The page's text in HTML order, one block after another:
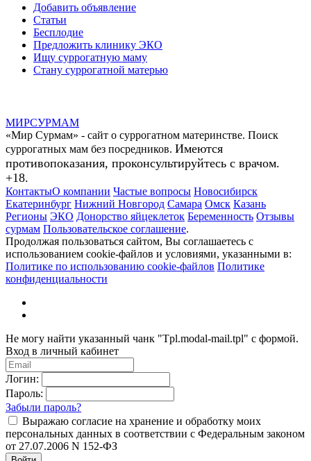
Добавить объявление
Статьи
Бесплодие
Предложить клинику ЭКО
Ищу суррогатную маму
Стану суррогатной матерью
МИРСУРМАМ
«Мир Сурмам» - сайт о суррогатном материнстве. Поиск
суррогатных мам без посредников. Имеются
противопоказания, проконсультируйтесь с врачом.
+18.
КонтактыО компании Частые вопросы Новосибирск
Екатеринбург Нижний Новгород Самара Омск Казань
Регионы ЭКО Донорство яйцеклеток Беременность Отзывы
сурмам Пользовательское соглашение.
Продолжая пользоваться сайтом, Вы соглашаетесь с
использованием cookie-файлов и условиями, указанными в:
Политике по использованию cookie-файлов Политике
конфиденциальности
Не могу найти указанный чанк "Tpl.modal-mail.tpl" с формой.
Вход в личный кабинет
Логин:
Пароль:
Забыли пароль?
Выражаю согласие на хранение и обработку моих
персональных данных в соответствии с Федеральным законом
от 27.07.2006 N 152-ФЗ